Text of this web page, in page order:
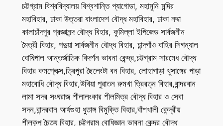
চট্টগ্রাম বিশ্ববিদ্যালয় বিশ্বশান্তি প্যাগোডা, মহামুনি মন্দির
মহাবিহার, ঢাকা উত্তরা বাংলাদেশ বৌদ্ধ মহাবিহার, ঢাকা নদ্দা
কালাচাঁদপুর প্রজ্ঞানন্দ বৌদ্ধ বিহার, কুমিল্লা ইপিজেড সার্বজনীন
মৈত্রী বিহার, পদুয়া সার্বজনীন বৌদ্ধ বিহার, চান্দগাঁও বাহির সিগন্যাল
বোধিপাল আন্তর্জাতিক বিদর্শন ভাবনা কেন্দ্র,চট্টগ্রাম সারমেধ বৌদ্ধ
বিহার কমপ্লেক্স,ত্রিপুরা ছৈলেংটা বন বিহার, লোহাগাড়া খুসাঙ্গের পাড়া
মহাবোধি বৌদ্ধ বিহার,উখিয়া পুরাতন রুমখা ত্রিরত্ন বিহার,বান্দরবান
লামা সদর সংঘরাজ শীলালংকার শীলমিত্র বৌদ্ধ বিহার ও সেবা
সদন,বান্দরবান আর্যগুহা ধুতাঙ্গ বিমুক্তি বিহার,বাঁশখালী কেন্দ্রীয়
শীলকূপ চৈত্য বিহার, চট্টগ্রাম বোধিজ্ঞান ভাবনা কেন্দ্র বৌদ্ধ